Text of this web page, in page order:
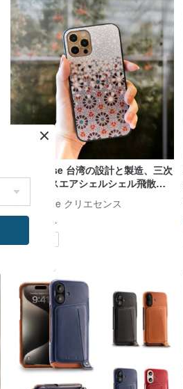
CreASEnse 台湾の設計と製造、三次
元エンボスエアシェルシェル飛散防
止シェル携帯電話のシェル - すべて
のモデルのすべてのブランドをサポ
ート
CreASEnse クリエセンス
US$ 26.64